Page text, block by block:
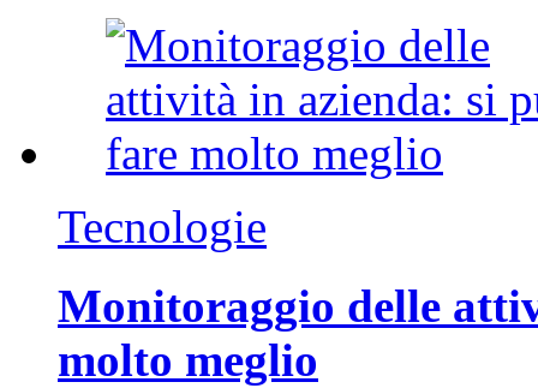
Tecnologie
Monitoraggio delle
molto meglio